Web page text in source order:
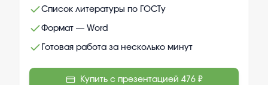
Список литературы по ГОСТу
Формат — Word
Готовая работа за несколько минут
Купить с презентацией 476 ₽